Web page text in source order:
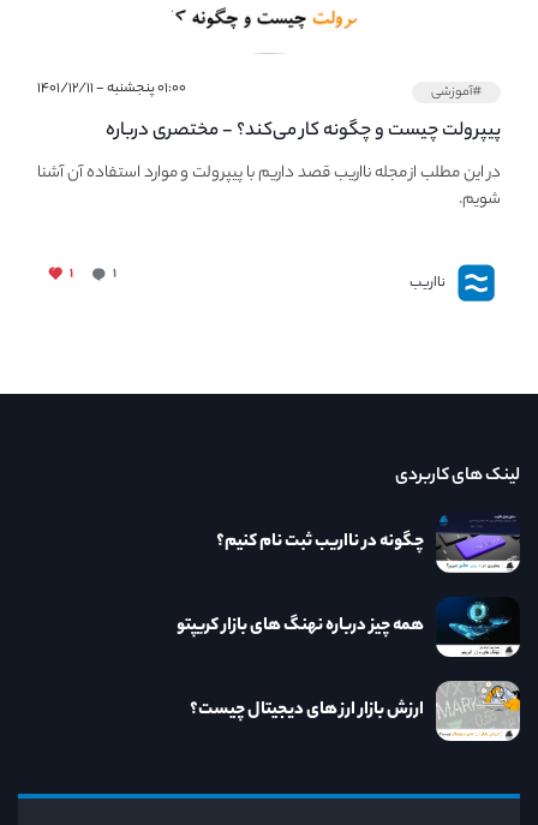
#آموزشی ۰۱:۰۰ پنجشنبه - ۱۴۰۱/۱۲/۱۱
پیپر‌ولت چیست و چگونه کار می‌کند؟ - مختصری درباره
PaperWallet
در این مطلب از مجله نااریب قصد داریم با پیپر‌ولت و موارد استفاده آن آشنا
شویم.
نااریب ۱ ۱
لینک های کاربردی
چگونه در نااریب ثبت نام کنیم؟
همه چیز درباره نهنگ های بازار کریپتو
ارزش بازار ارز های دیجیتال چیست؟